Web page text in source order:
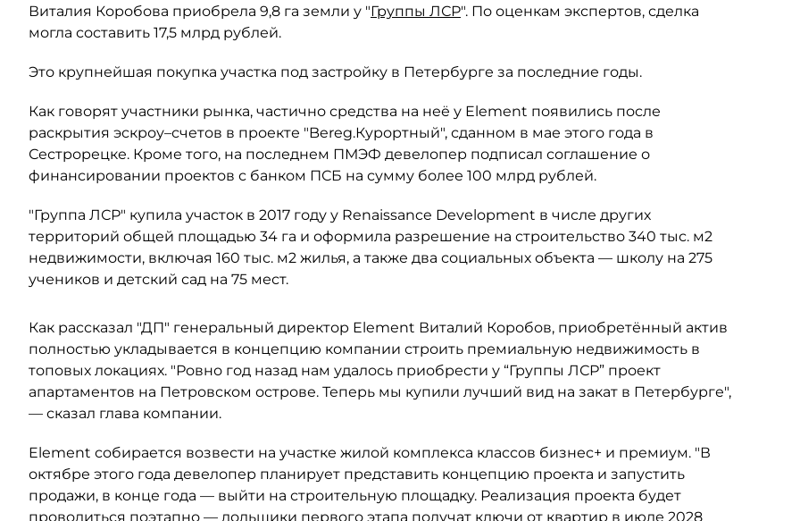
Виталия Коробова приобрела 9,8 га земли у "Группы ЛСР". По оценкам экспертов, сделка
могла составить 17,5 млрд рублей.
Это крупнейшая покупка участка под застройку в Петербурге за последние годы.
Как говорят участники рынка, частично средства на неё у Element появились после
раскрытия эскроу–счетов в проекте "Bereg.Курортный", сданном в мае этого года в
Сестрорецке. Кроме того, на последнем ПМЭФ девелопер подписал соглашение о
финансировании проектов с банком ПСБ на сумму более 100 млрд рублей.
"Группа ЛСР" купила участок в 2017 году у Renaissance Development в числе других
территорий общей площадью 34 га и оформила разрешение на строительство 340 тыс. м2
недвижимости, включая 160 тыс. м2 жилья, а также два социальных объекта — школу на 275
учеников и детский сад на 75 мест.
Как рассказал "ДП" генеральный директор Elemеnt Виталий Коробов, приобретённый актив
полностью укладывается в концепцию компании строить премиальную недвижимость в
топовых локациях. "Ровно год назад нам удалось приобрести у “Группы ЛСР” проект
апартаментов на Петровском острове. Теперь мы купили лучший вид на закат в Петербурге",
— сказал глава компании.
Elemеnt собирается возвести на участке жилой комплекса классов бизнес+ и премиум. "В
октябре этого года девелопер планирует представить концепцию проекта и запустить
продажи, в конце года — выйти на строительную площадку. Реализация проекта будет
проводиться поэтапно — дольщики первого этапа получат ключи от квартир в июле 2028